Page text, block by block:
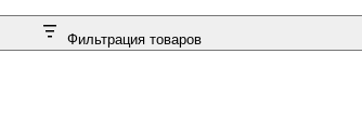
Фильтрация товаров